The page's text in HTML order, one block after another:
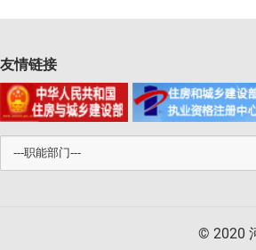
友情链接
© 2020